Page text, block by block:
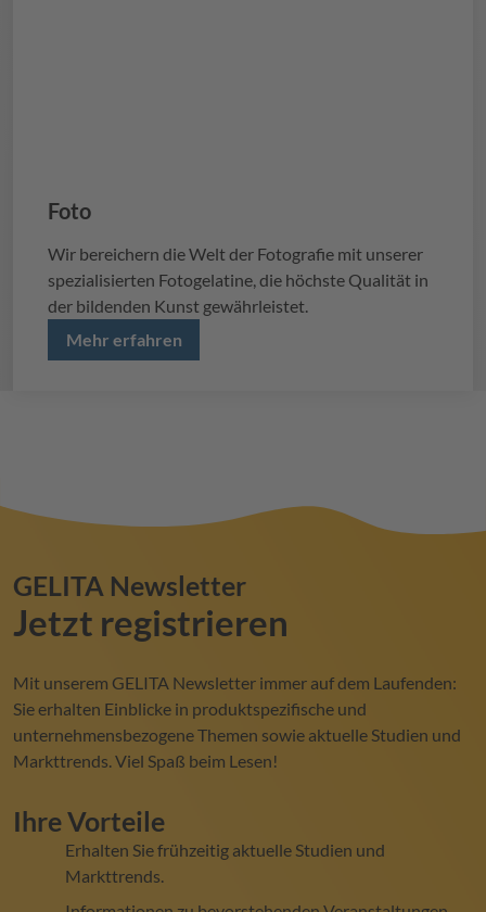
Foto
Wir bereichern die Welt der Fotografie mit unserer
spezialisierten Fotogelatine, die höchste Qualität in
der bildenden Kunst gewährleistet.
Mehr erfahren
GELITA Newsletter
Jetzt registrieren
Mit unserem GELITA Newsletter immer auf dem Laufenden:
Sie erhalten Einblicke in produktspezifische und
unternehmensbezogene Themen sowie aktuelle Studien und
Markttrends. Viel Spaß beim Lesen!
Ihre Vorteile
Erhalten Sie frühzeitig aktuelle Studien und
Markttrends.